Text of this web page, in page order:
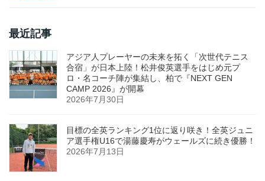
最近記事
アジア人プレーヤーの未来を拓く「次世代テニス
合宿」が日本上陸！松井俊英選手をはじめ元プ
ロ・名コーチ陣が集結し、柏で『NEXT GEN
CAMP 2026』が開幕
2026年7月30日
目標の全英ランキング1位に返り咲き！全英ジュニ
ア選手権U16で湯藤慶寿がウェールズに続き優勝！
2026年7月13日